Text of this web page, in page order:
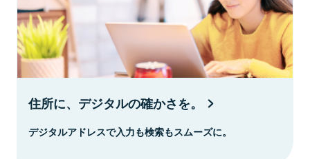
住所に、デジタルの確かさを。
デジタルアドレスで入力も検索もスムーズに。